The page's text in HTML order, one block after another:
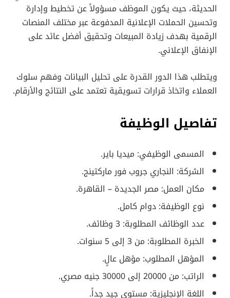
الحديثة، حيث يكون الموظف مسؤولاً عن تخطيط وإدارة
وتحسين الحملات الإعلانية المدفوعة عبر مختلف المنصات
الرقمية بهدف زيادة المبيعات وتحقيق أفضل عائد على
الإنفاق الإعلاني.
ويتطلب هذا الدور القدرة على تحليل البيانات وفهم سلوك
العملاء واتخاذ قرارات تسويقية تعتمد على النتائج والأرقام.
تفاصيل الوظيفة
المسمى الوظيفي: ميديا باير.
الشركة: النجاري جروب فور ماركتينج.
مكان العمل: مصر الجديدة – القاهرة.
نوع الوظيفة: دوام كامل.
عدد الوظائف المطلوبة: 3 وظائف.
الخبرة المطلوبة: من 3 إلى 5 سنوات.
المؤهل المطلوب: مؤهل عالٍ.
الراتب: من 20000 إلى 30000 جنيه مصري.
اللغة الإنجليزية: مستوى جيد جداً.